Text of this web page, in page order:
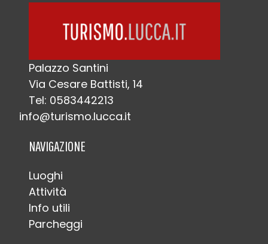
Palazzo Santini
Via Cesare Battisti, 14
Tel: 0583442213
info@turismo.lucca.it
NAVIGAZIONE
Luoghi
Attività
Info utili
Parcheggi